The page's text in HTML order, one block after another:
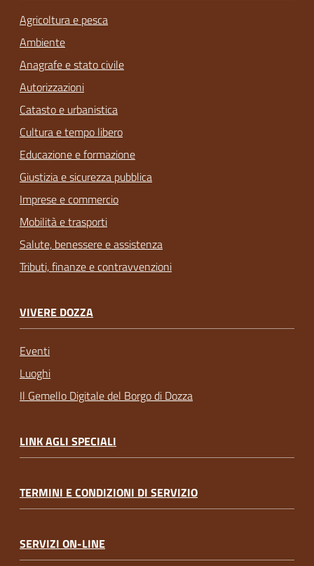
Agricoltura e pesca
Ambiente
Anagrafe e stato civile
Autorizzazioni
Catasto e urbanistica
Cultura e tempo libero
Educazione e formazione
Giustizia e sicurezza pubblica
Imprese e commercio
Mobilità e trasporti
Salute, benessere e assistenza
Tributi, finanze e contravvenzioni
VIVERE DOZZA
Eventi
Luoghi
Il Gemello Digitale del Borgo di Dozza
LINK AGLI SPECIALI
TERMINI E CONDIZIONI DI SERVIZIO
SERVIZI ON-LINE